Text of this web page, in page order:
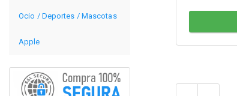
Ocio / Deportes / Mascotas
Apple